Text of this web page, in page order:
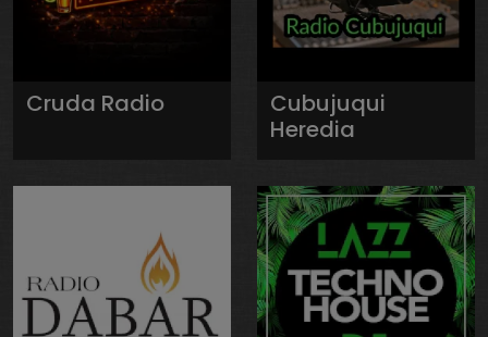
Cruda Radio
Cubujuqui
Heredia